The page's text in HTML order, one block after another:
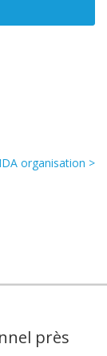
organisation >
près